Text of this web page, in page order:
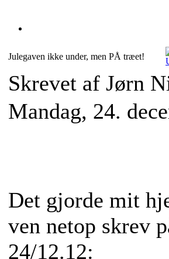
Julegaven ikke under, men PÅ træet!
Skrevet af Jørn
Mandag, 24.
Det gjorde mit
ven netop skrev
24/12.12: